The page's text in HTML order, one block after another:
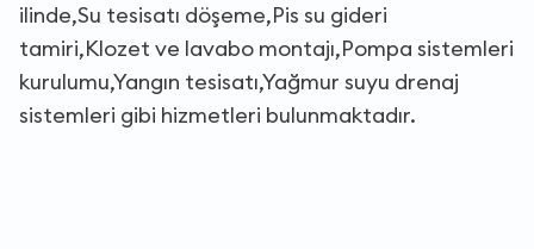
ilinde,Su tesisatı döşeme,Pis su gideri
tamiri,Klozet ve lavabo montajı,Pompa sistemleri
kurulumu,Yangın tesisatı,Yağmur suyu drenaj
sistemleri gibi hizmetleri bulunmaktadır.